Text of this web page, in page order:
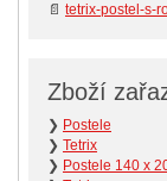
📄 tetrix-postel-s-
Zboží
❯ Postele
❯ Tetrix
❯ Postele 140 x